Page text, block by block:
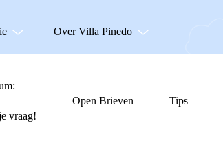
Over Villa Pinedo
vraag!
Open Brieven Tips